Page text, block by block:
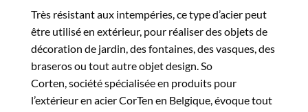
Très résistant aux intempéries, ce type d’acier peut
être utilisé en extérieur, pour réaliser des objets de
décoration de jardin, des fontaines, des vasques, des
braseros ou tout autre objet design. So
Corten, société spécialisée en produits pour
l’extérieur en acier CorTen en Belgique, évoque tout